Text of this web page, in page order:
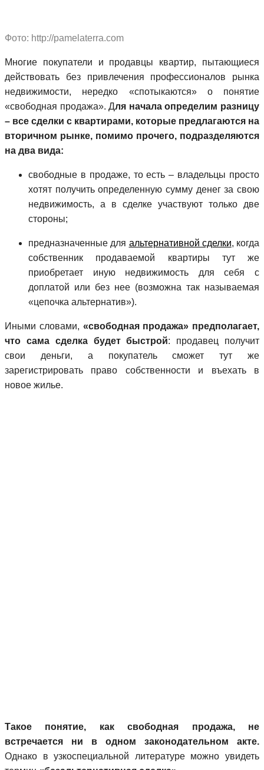
Фото: http://pamelaterra.com
Многие покупатели и продавцы квартир, пытающиеся
действовать без привлечения профессионалов рынка
недвижимости, нередко «спотыкаются» о понятие
«свободная продажа». Для начала определим разницу
– все сделки с квартирами, которые предлагаются на
вторичном рынке, помимо прочего, подразделяются
на два вида:
свободные в продаже, то есть – владельцы просто
хотят получить определенную сумму денег за свою
недвижимость, а в сделке участвуют только две
стороны;
предназначенные для альтернативной сделки, когда
собственник продаваемой квартиры тут же
приобретает иную недвижимость для себя с
доплатой или без нее (возможна так называемая
«цепочка альтернатив»).
Иными словами, «свободная продажа» предполагает,
что сама сделка будет быстрой: продавец получит
свои деньги, а покупатель сможет тут же
зарегистрировать право собственности и въехать в
новое жилье.
Такое понятие, как свободная продажа, не
встречается ни в одном законодательном акте.
Однако в узкоспециальной литературе можно увидеть